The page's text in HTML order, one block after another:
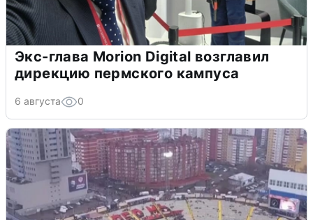
Экс-глава Morion Digital возглавил
дирекцию пермского кампуса
6 августа 0